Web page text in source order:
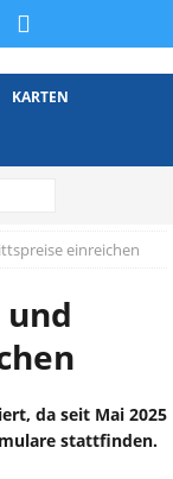
KARTEN
einreichen
da seit Mai 2025
stattfinden.